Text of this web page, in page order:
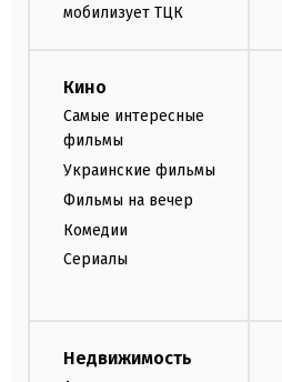
мобилизует ТЦК
Кино
Самые интересные
фильмы
Украинские фильмы
Фильмы на вечер
Комедии
Сериалы
Недвижимость